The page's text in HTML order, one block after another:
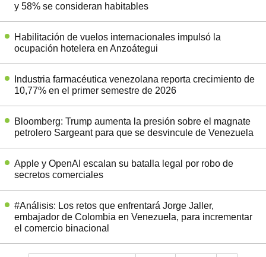
y 58% se consideran habitables
Habilitación de vuelos internacionales impulsó la
ocupación hotelera en Anzoátegui
Industria farmacéutica venezolana reporta crecimiento de
10,77% en el primer semestre de 2026
Bloomberg: Trump aumenta la presión sobre el magnate
petrolero Sargeant para que se desvincule de Venezuela
Apple y OpenAI escalan su batalla legal por robo de
secretos comerciales
#Análisis: Los retos que enfrentará Jorge Jaller,
embajador de Colombia en Venezuela, para incrementar
el comercio binacional